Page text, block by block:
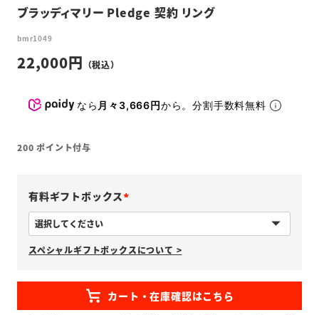
ブラッディマリー Pledge 契約 リング
bmr1049
22,000
なら 月々3,666円から。分割手数料無料
200 ポイント付与
有料ギフトボックス
必
須
)
スペシャルギフトボックスについて >